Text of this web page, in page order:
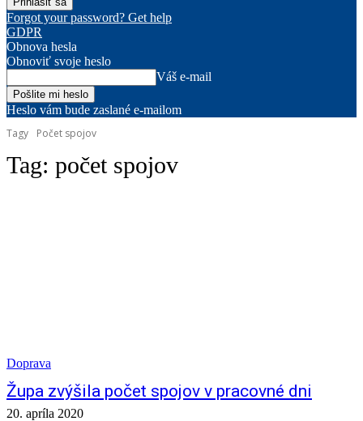
Forgot your password? Get help
GDPR
Obnova hesla
Obnoviť svoje heslo
Váš e-mail
Heslo vám bude zaslané e-mailom
Tagy
Počet spojov
Tag: počet spojov
Doprava
Župa zvýšila počet spojov v pracovné dni
20. apríla 2020